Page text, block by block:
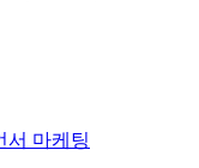
서 마케팅